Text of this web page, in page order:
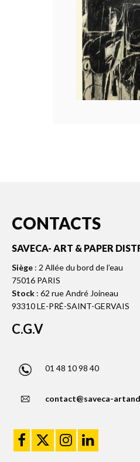
CONTACTS
SAVECA- ART & PAPER
Siège : 2 Allée du bord de l’eau
75016 PARIS
Stock : 62 rue André Joineau
93310 LE-PRÉ-SAINT-GERVAIS
C.G.V
01 48 10 98 40
contact@saveca-